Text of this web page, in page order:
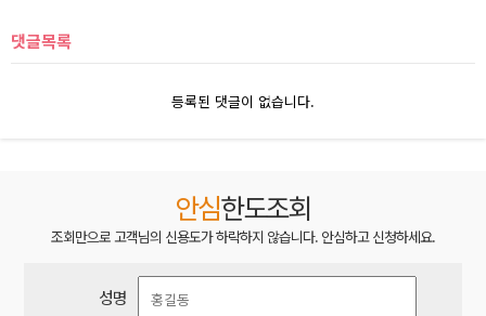
댓글목록
등록된 댓글이 없습니다.
안심한도조회
조회만으로 고객님의 신용도가 하락하지 않습니다. 안심하고 신청하세요.
성명